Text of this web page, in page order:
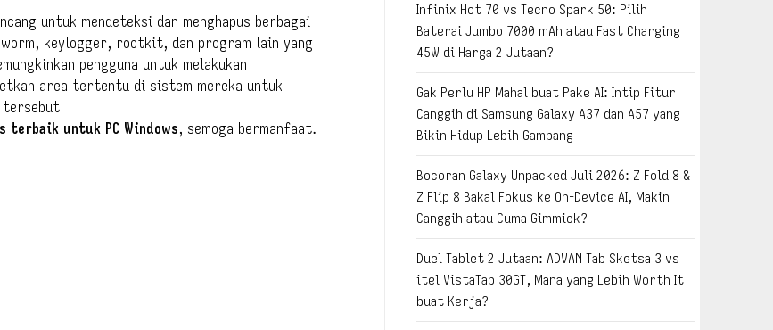
untuk mendeteksi dan menghapus berbagai
keylogger, rootkit, dan program lain yang
pengguna untuk melakukan
area tertentu di sistem mereka untuk
tersebut
terbaik untuk PC Windows, semoga bermanfaat.
Infinix Hot 70 vs Tecno Spark 50: Pilih
Baterai Jumbo 7000 mAh atau Fast Charging
45W di Harga 2 Jutaan?
Gak Perlu HP Mahal buat Pake AI: Intip Fitur
Canggih di Samsung Galaxy A37 dan A57 yang
Bikin Hidup Lebih Gampang
Bocoran Galaxy Unpacked Juli 2026: Z Fold 8 &
Z Flip 8 Bakal Fokus ke On-Device AI, Makin
Canggih atau Cuma Gimmick?
Duel Tablet 2 Jutaan: ADVAN Tab Sketsa 3 vs
itel VistaTab 30GT, Mana yang Lebih Worth It
buat Kerja?